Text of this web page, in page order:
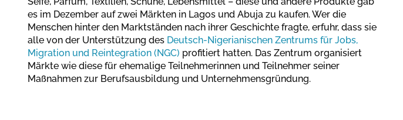
es im Dezember auf zwei Märkten in Lagos und Abuja zu kaufen. Wer die
Menschen hinter den Marktständen nach ihrer Geschichte fragte, erfuhr, dass sie
alle von der Unterstützung des Deutsch-Nigerianischen Zentrums für Jobs,
Migration und Reintegration (NGC) profitiert hatten. Das Zentrum organisiert
Märkte wie diese für ehemalige Teilnehmerinnen und Teilnehmer seiner
Maßnahmen zur Berufsausbildung und Unternehmensgründung.